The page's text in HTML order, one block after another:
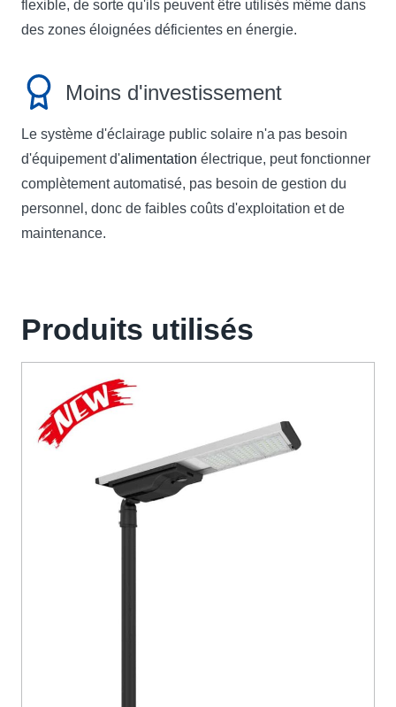
flexible, de sorte qu'ils peuvent être utilisés même dans
des zones éloignées déficientes en énergie.
Moins d'investissement
Le système d'éclairage public solaire n'a pas besoin
d'équipement d'alimentation électrique, peut fonctionner
complètement automatisé, pas besoin de gestion du
personnel, donc de faibles coûts d'exploitation et de
maintenance.
Produits utilisés